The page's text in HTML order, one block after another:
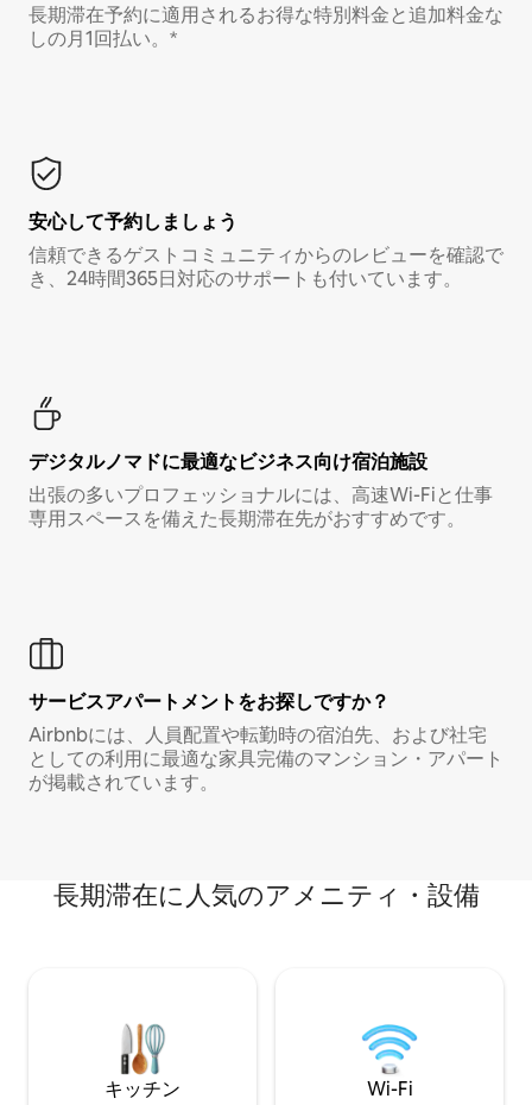
長期滞在予約に適用されるお得な特別料金と追加料金な
しの月1回払い。*
安心して予約しましょう
信頼できるゲストコミュニティからのレビューを確認で
き、24時間365日対応のサポートも付いています。
デジタルノマド⁠に最⁠適⁠なビ⁠ジ⁠ネ⁠ス⁠向⁠け宿⁠泊⁠施⁠設
出張の多いプロフェッショナルには、高速Wi-Fiと仕事
専用スペースを備えた長期滞在先がおすすめです。
サービスアパートメントをお探しですか？
Airbnbには、人員配置や転勤時の宿泊先、および社宅
としての利用に最適な家具完備のマンション・アパート
が掲載されています。
長期滞在に人気のアメニティ・設備
キッチン Wi-Fi